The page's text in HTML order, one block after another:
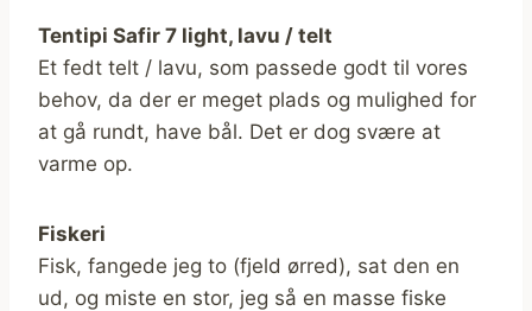
Tentipi Safir 7 light, lavu / telt
Et fedt telt / lavu, som passede godt til vores
behov, da der er meget plads og mulighed for
at gå rundt, have bål. Det er dog svære at
varme op.
Fiskeri
Fisk, fangede jeg to (fjeld ørred), sat den en
ud, og miste en stor, jeg så en masse fiske